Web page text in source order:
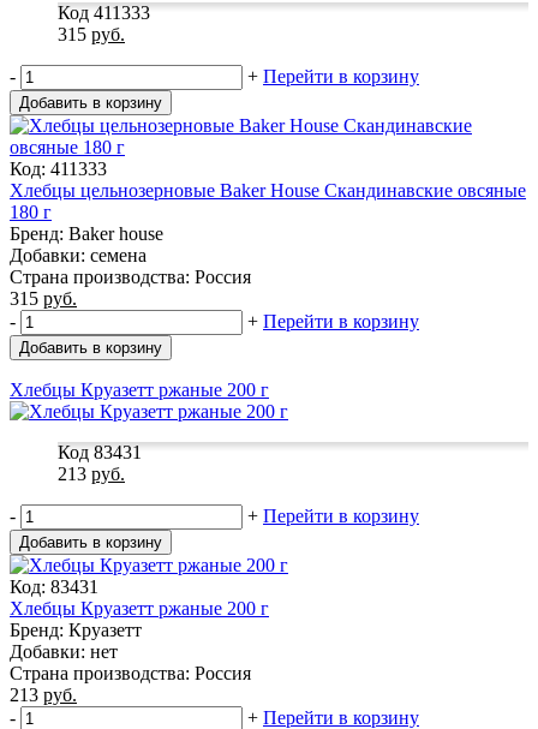
Код 411333
315 руб.
- + Перейти в корзину
Добавить в корзину
Код: 411333
Хлебцы цельнозерновые Baker House Скандинавские овсяные
180 г
Бренд: Baker house
Добавки: семена
Страна производства: Россия
315 руб.
-
+ Перейти в корзину
Добавить в корзину
Хлебцы Круазетт ржаные 200 г
Код 83431
213 руб.
- + Перейти в корзину
Добавить в корзину
Код: 83431
Хлебцы Круазетт ржаные 200 г
Бренд: Круазетт
Добавки: нет
Страна производства: Россия
213 руб.
-
+ Перейти в корзину